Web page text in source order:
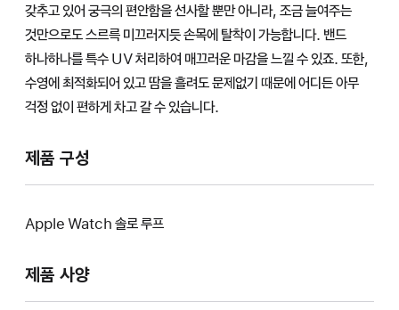
갖추고 있어 궁극의 편안함을 선사할 뿐만 아니라, 조금 늘여주는
것만으로도 스르륵 미끄러지듯 손목에 탈착이 가능합니다. 밴드
하나하나를 특수 UV 처리하여 매끄러운 마감을 느낄 수 있죠. 또한,
수영에 최적화되어 있고 땀을 흘려도 문제없기 때문에 어디든 아무
걱정 없이 편하게 차고 갈 수 있습니다.
제품 구성
Apple Watch 솔로 루프
제품 사양